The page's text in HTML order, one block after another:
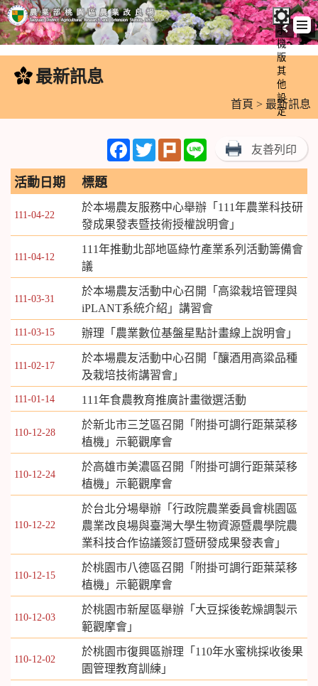
跳
內
手
機
版
其
他
設
定
最新訊息
首頁 > 最新訊息
FacebookTwitterPlurk Line 友善列印
活動日期 標題
111-04-22
於本場農友服務中心舉辦「111年農業科技研
發成果發表暨技術授權說明會」
111-04-12
111年推動北部地區綠竹產業系列活動籌備會
議
111-03-31
於本場農友活動中心召開「高粱栽培管理與
iPLANT系統介紹」講習會
111-03-15 辦理「農業數位基盤星點計畫線上說明會」
111-02-17
於本場農友活動中心召開「釀酒用高粱品種
及栽培技術講習會」
111-01-14 111年食農教育推廣計畫徵選活動
110-12-28
於新北市三芝區召開「附掛可調行距葉菜移
植機」示範觀摩會
110-12-24
於高雄市美濃區召開「附掛可調行距葉菜移
植機」示範觀摩會
110-12-22
於台北分場舉辦「行政院農業委員會桃園區
農業改良場與臺灣大學生物資源暨農學院農
業科技合作協議簽訂暨研發成果發表會」
110-12-15
於桃園市八德區召開「附掛可調行距葉菜移
植機」示範觀摩會
110-12-03
於桃園市新屋區舉辦「大豆採後乾燥調製示
範觀摩會」
110-12-02
於桃園市復興區辦理「110年水蜜桃採收後果
園管理教育訓練」